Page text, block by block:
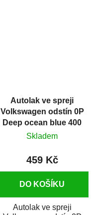
Autolak ve spreji
Volkswagen odstín 0P
Deep ocean blue 400
ml
Skladem
459 Kč
DO KOŠÍKU
Autolak ve spreji